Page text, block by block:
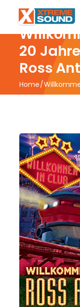
20
Ross
Home
– Ross Antony